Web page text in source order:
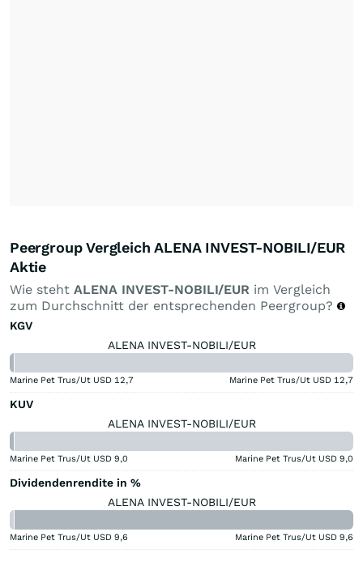
Peergroup Vergleich ALENA INVEST-NOBILI/EUR
Aktie
Wie steht ALENA INVEST-NOBILI/EUR im Vergleich
zum Durchschnitt der entsprechenden Peergroup?
KGV
ALENA INVEST-NOBILI/EUR
Marine Pet Trus/Ut USD 12,7 Marine Pet Trus/Ut USD 12,7
KUV
ALENA INVEST-NOBILI/EUR
Marine Pet Trus/Ut USD 9,0 Marine Pet Trus/Ut USD 9,0
Dividendenrendite in %
ALENA INVEST-NOBILI/EUR
Marine Pet Trus/Ut USD 9,6 Marine Pet Trus/Ut USD 9,6